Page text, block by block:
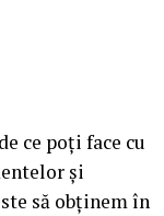
ce poți face cu
și
să obținem în